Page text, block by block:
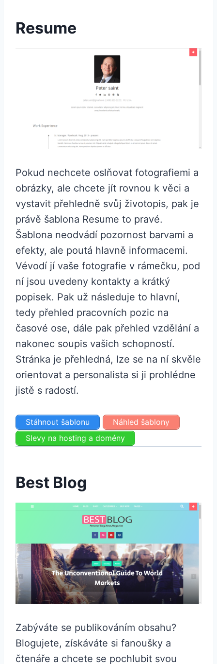
Resume
Pokud nechcete oslňovat fotografiemi a
obrázky, ale chcete jít rovnou k věci a
vystavit přehledně svůj životopis, pak je
právě šablona Resume to pravé.
Šablona neodvádí pozornost barvami a
efekty, ale poutá hlavně informacemi.
Vévodí jí vaše fotografie v rámečku, pod
ní jsou uvedeny kontakty a krátký
popisek. Pak už následuje to hlavní,
tedy přehled pracovních pozic na
časové ose, dále pak přehled vzdělání a
nakonec soupis vašich schopností.
Stránka je přehledná, lze se na ní skvěle
orientovat a personalista si ji prohlédne
jistě s radostí.
Stáhnout šablonu
Náhled šablony
Slevy na hosting a domény
Best Blog
Zabýváte se publikováním obsahu?
Blogujete, získáváte si fanoušky a
čtenáře a chcete se pochlubit svou